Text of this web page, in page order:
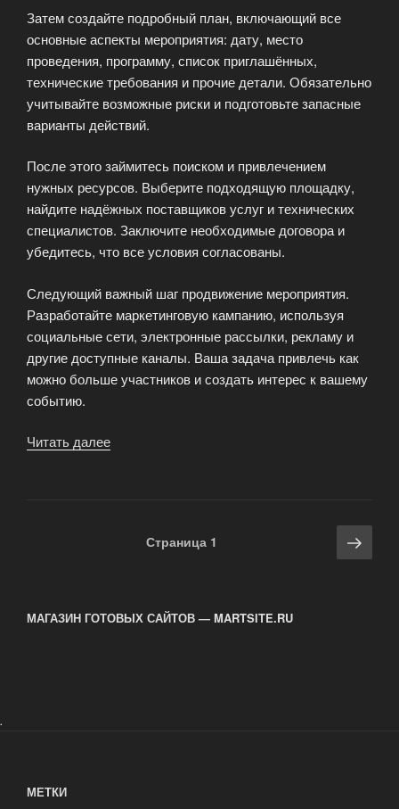
Затем создайте подробный план, включающий все
основные аспекты мероприятия: дату, место
проведения, программу, список приглашённых,
технические требования и прочие детали. Обязательно
учитывайте возможные риски и подготовьте запасные
варианты действий.
После этого займитесь поиском и привлечением
нужных ресурсов. Выберите подходящую площадку,
найдите надёжных поставщиков услуг и технических
специалистов. Заключите необходимые договора и
убедитесь, что все условия согласованы.
Следующий важный шаг продвижение мероприятия.
Разработайте маркетинговую кампанию, используя
социальные сети, электронные рассылки, рекламу и
другие доступные каналы. Ваша задача привлечь как
можно больше участников и создать интерес к вашему
событию.
Читать далее
Страница 1
МАГАЗИН ГОТОВЫХ САЙТОВ — MARTSITE.RU
.
МЕТКИ